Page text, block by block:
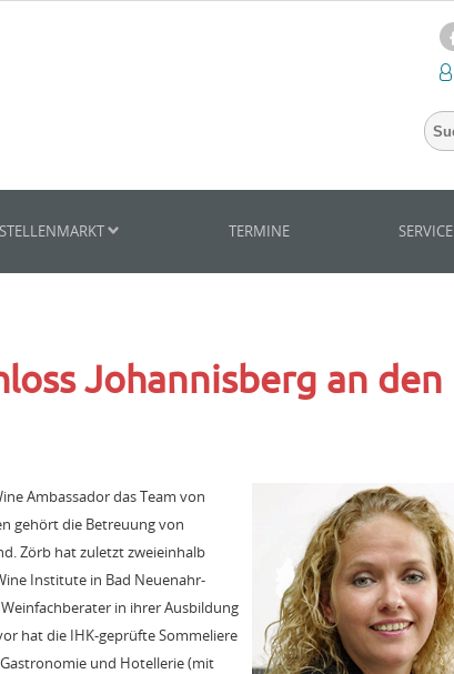
STELLENMARKT TERMINE SERVICE
Johannisberg an den
Ambassador das Team von
gehört die Betreuung von
Zörb hat zuletzt zweieinhalb
Institute in Bad Neuenahr-
in ihrer Ausbildung
hat die IHK-geprüfte Sommeliere
und Hotellerie (mit